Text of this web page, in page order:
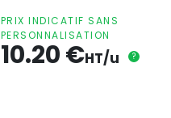
PRIX INDICATIF SANS
PERSONNALISATION
10.20€HT/u ?